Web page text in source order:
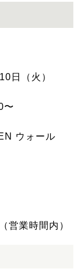
日（火）
〜
ウォール
営業時間内）